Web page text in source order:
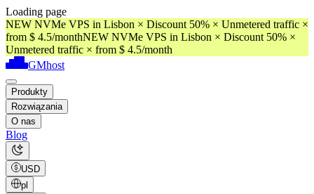
Loading page
NEW NVMe VPS in Lisbon × Discount 50% × Unmetered traffic ×
from $ 4.5/monthNEW NVMe VPS in Lisbon × Discount 50% ×
Unmetered traffic × from $ 4.5/month
GMhost
Produkty
Rozwiązania
O nas
Blog
USD
pl